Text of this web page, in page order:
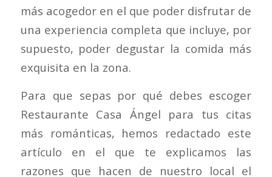
más acogedor en el que poder disfrutar de
una experiencia completa que incluye, por
supuesto, poder degustar la comida más
exquisita en la zona.
Para que sepas por qué debes escoger
Restaurante Casa Ángel para tus citas
más románticas, hemos redactado este
artículo en el que te explicamos las
razones que hacen de nuestro local el